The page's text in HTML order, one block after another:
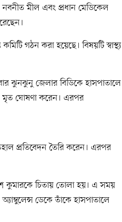
মীল এবং প্রধান মেডিকেল
গঠন করা হয়েছে। বিষয়টি স্বাস্থ্য
ঝুনঝুনু জেলার বিডিকে হাসপাতালে
মৃত ঘোষণা করেন। এরপর
প্রতিবেদন তৈরি করেন। এরপর
কুমারকে চিতায় তোলা হয়। এ সময়
ডেকে তাঁকে হাসপাতালে